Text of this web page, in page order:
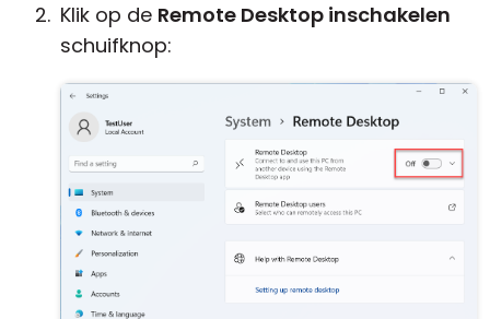
Klik op de Remote Desktop inschakelen
schuifknop: